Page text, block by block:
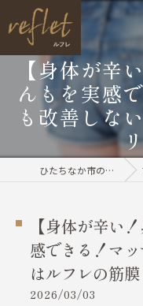
【身体が辛
んもを実感
も改善しな
ひたちなか市のリラクゼーションならreflet（ルフレ）
【身体が辛い
感できる！マ
はルフレの筋膜
2026/03/03